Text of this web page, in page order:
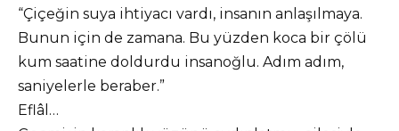
“Çiçeğin suya ihtiyacı vardı, insanın anlaşılmaya.
Bunun için de zamana. Bu yüzden koca bir çölü
kum saatine doldurdu insanoğlu. Adım adım,
saniyelerle beraber.”
Eflâl…